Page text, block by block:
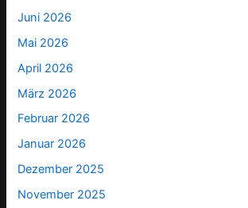
Juni 2026
Mai 2026
April 2026
März 2026
Februar 2026
Januar 2026
Dezember 2025
November 2025